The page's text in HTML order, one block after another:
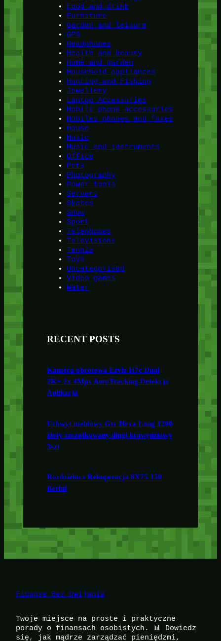
Food and drink
Furniture
Garden and leisure
GPS
Headphones
Health and beauty
Home and garden
Household appliances
Hunting and Fishing
Jewellery
Laptop Accessories
Mobile phone accessories
Mobiles phones and faxes
mouse
Music
Music and instruments
Office
Pets
Photography
Power tools
Servers
Skates
Snow
Sport
Telephones
Televisions
Tennis
Toys
Uncategorised
Video games
Water
RECENT POSTS
Kamera obrotowa Ezviz H7c Dual
2K+ 2x 4Mpx AutoTracking Detekcja
Aplikacja
Uchwyt meblowy Gtv Hexa Long 1200
złoty szczotkowany długi krawędziowy
3szt
Rozdzielacz Rekuperacja 8X75 150
Berluf
Finanse Bez Owijania
Twoje miejsce na proste i praktyczne
porady o finansach osobistych. 📊 Dowiedz
się, jak mądrze zarządzać pieniędzmi,